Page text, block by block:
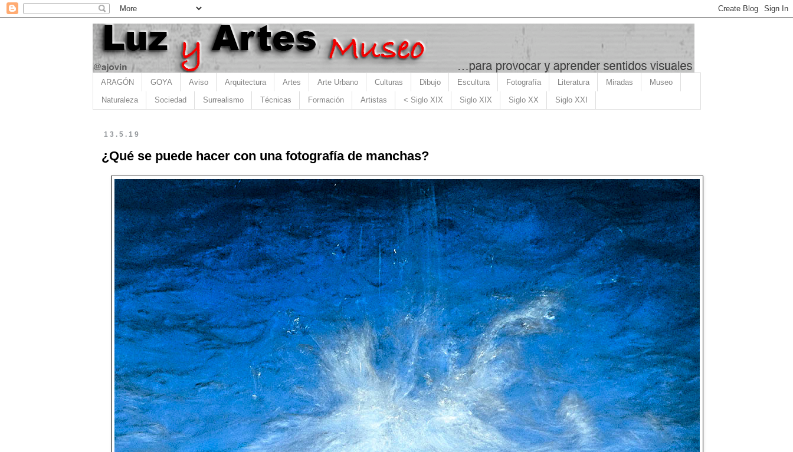
ARAGÓN GOYA Aviso Arquitectura Artes Arte Urbano Culturas Dibujo Escultura Fotografía Literatura Miradas Museo
Naturaleza Sociedad Surrealismo Técnicas Formación Artistas < Siglo XIX Siglo XIX Siglo XX Siglo XXI
13.5.19
¿Qué se puede hacer con una fotografía de manchas?